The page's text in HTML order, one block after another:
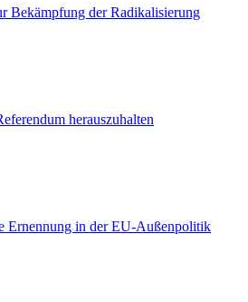
Bekämpfung der Radikalisierung
herauszuhalten
Ernennung in der EU-Außenpolitik